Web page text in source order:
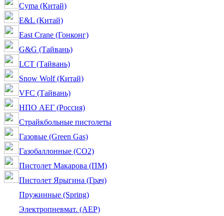
Cyma (Китай)
E&L (Китай)
East Crane (Гонконг)
G&G (Тайвань)
LCT (Тайвань)
Snow Wolf (Китай)
VFC (Тайвань)
НПО АЕГ (Россия)
Страйкбольные пистолеты
Газовые (Green Gas)
Газобаллонные (CO2)
Пистолет Макарова (ПМ)
Пистолет Ярыгина (Грач)
Пружинные (Spring)
Электропневмат. (AEP)